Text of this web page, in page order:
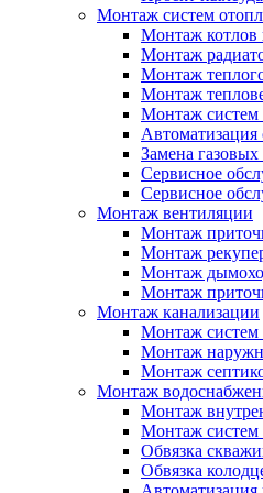
Монтаж систем
Монтаж котлов
Монтаж
Монтаж
Монтаж
Монтаж систем
Замена газовых
Сервисное
Сервисное
Монтаж вентиляции
Монтаж
Монтаж
Монтаж
Монтаж
Монтаж канализации
Монтаж систем
Монтаж
Монтаж
Монтаж
Монтаж
Монтаж систем
Обвязка
Обвязка